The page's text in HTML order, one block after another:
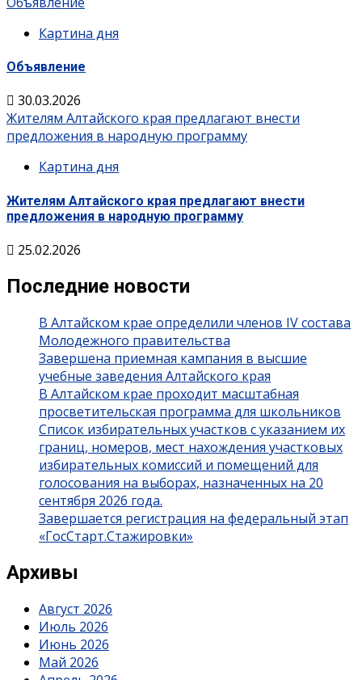
Картина дня
Объявление
30.03.2026
Жителям Алтайского края предлагают внести
предложения в народную программу
Картина дня
Жителям Алтайского края предлагают внести
предложения в народную программу
25.02.2026
Последние новости
В Алтайском крае определили членов IV состава
Молодежного правительства
Завершена приемная кампания в высшие
учебные заведения Алтайского края
В Алтайском крае проходит масштабная
просветительская программа для школьников
Список избирательных участков с указанием их
границ, номеров, мест нахождения участковых
избирательных комиссий и помещений для
голосования на выборах, назначенных на 20
сентября 2026 года.
Завершается регистрация на федеральный этап
«ГосСтарт.Стажировки»
Архивы
Август 2026
Июль 2026
Июнь 2026
Май 2026